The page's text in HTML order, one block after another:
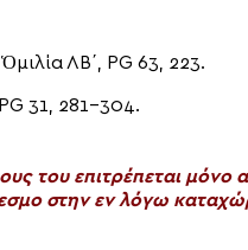
ΛΒ΄, PG 63, 223.
31, 281-304.
του επιτρέπεται μόνο
στην εν λόγω